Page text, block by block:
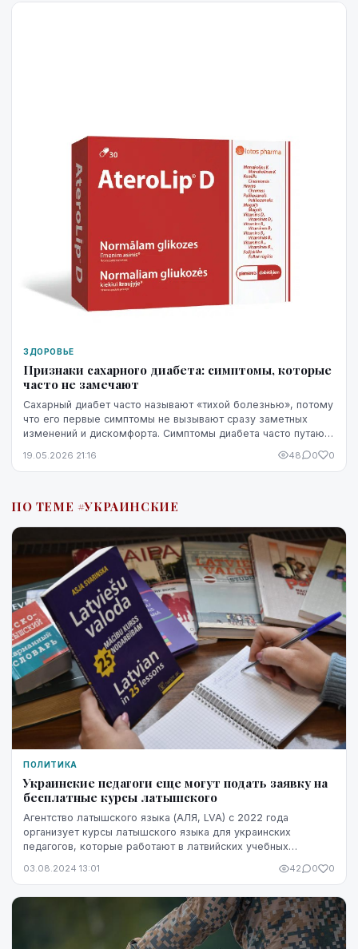
ЗДОРОВЬЕ
Признаки сахарного диабета: симптомы, которые
часто не замечают
Сахарный диабет часто называют «тихой болезнью», потому
что его первые симптомы не вызывают сразу заметных
изменений и дискомфорта. Симптомы диабета часто путают
19.05.2026 21:16 48 0 0
ПО ТЕМЕ #УКРАИНСКИЕ
ПОЛИТИКА
Украинские педагоги еще могут подать заявку на
бесплатные курсы латышского
Агентство латышского языка (АЛЯ, LVA) с 2022 года
организует курсы латышского языка для украинских
педагогов, которые работают в латвийских учебных
03.08.2024 13:01 42 0 0